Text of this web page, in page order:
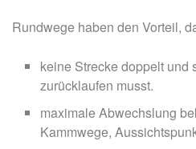
Rundwege haben den Vorteil,
keine Strecke doppelt und
zurücklaufen musst.
maximale Abwechslung
Kammwege,